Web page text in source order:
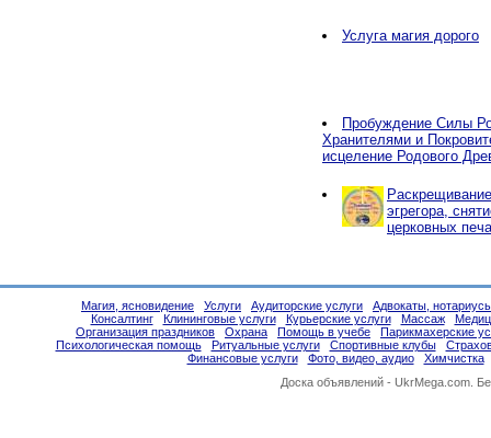
Услуга магия дорого
Пробуждение Силы
Хранителями и
исцеление Родового
эгрегора,
церковных
Магия, ясновидение Услуги Аудиторские услуги
Адвокаты,
Консалтинг
Клининговые услуги Курьерские услуги Массаж
Организация праздников
Охрана Помощь в учебе
Парикмахерские
Психологическая помощь
Ритуальные услуги Спортивные клубы
Финансовые услуги
Фото, видео, аудио
Химчистка
Доска объявлений - UkrMega.com.